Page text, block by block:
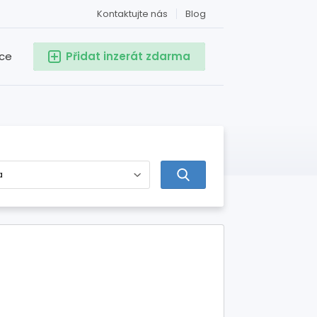
Blog
Kontaktujte nás
Přidat inzerát zdarma